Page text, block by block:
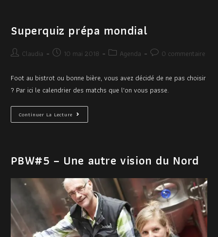
Superquiz prépa mondial
Claudia 10 mai 2018 Agenda 0 commentaire
Foot au bistrot ou bonne bière, vous avez décidé de ne pas choisir
? Par ici le calendrier des matchs que l'on vous passe.
Continuer La Lecture
PBW#5 – Une autre vision du Nord